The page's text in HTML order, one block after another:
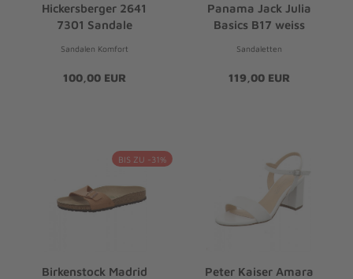
Hickersberger 2641
7301 Sandale
Sandalen Komfort
100,00 EUR
Panama Jack Julia
Basics B17 weiss
Sandaletten
119,00 EUR
BIS ZU -31%
Birkenstock Madrid
Peter Kaiser Amara